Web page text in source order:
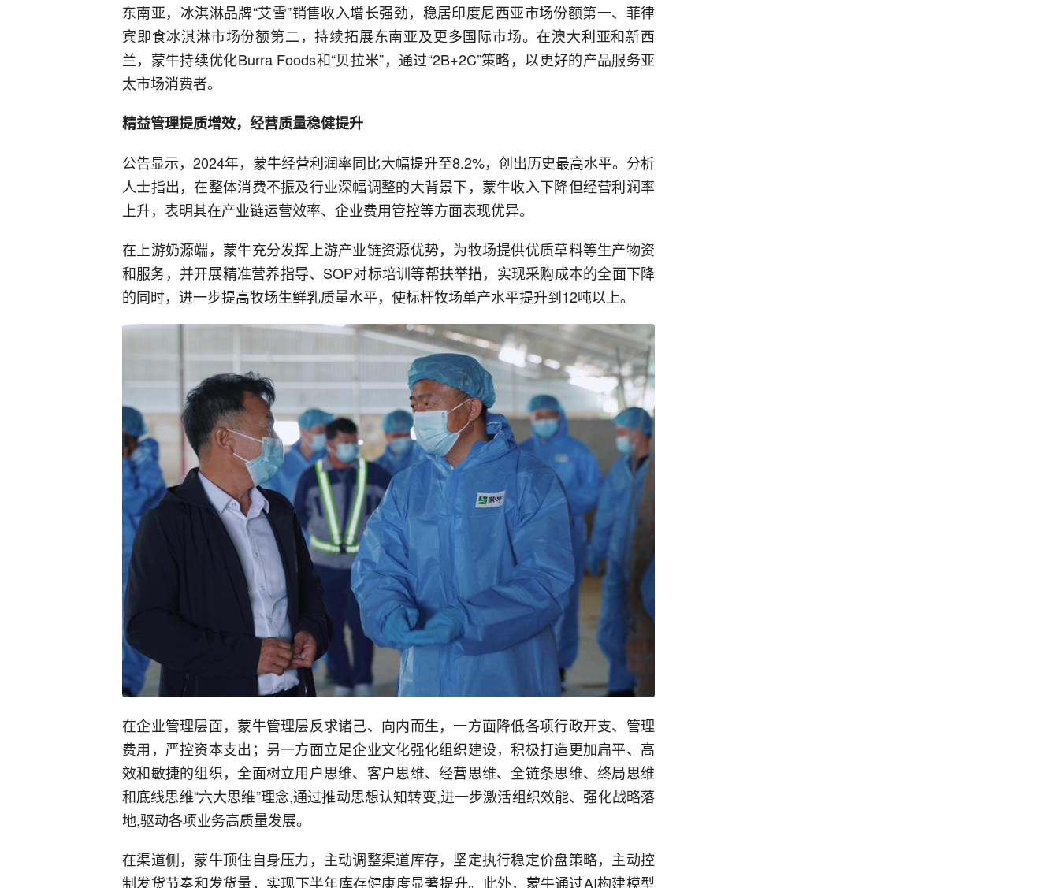
东南亚，冰淇淋品牌“艾雪”销售收入增长强劲，稳居印度尼西亚市场份额第一、菲律
宾即食冰淇淋市场份额第二，持续拓展东南亚及更多国际市场。在澳大利亚和新西
兰，蒙牛持续优化Burra Foods和“贝拉米”，通过“2B+2C”策略，以更好的产品服务亚
太市场消费者。
精益管理提质增效，经营质量稳健提升
公告显示，2024年，蒙牛经营利润率同比大幅提升至8.2%，创出历史最高水平。分析
人士指出，在整体消费不振及行业深幅调整的大背景下，蒙牛收入下降但经营利润率
上升，表明其在产业链运营效率、企业费用管控等方面表现优异。
在上游奶源端，蒙牛充分发挥上游产业链资源优势，为牧场提供优质草料等生产物资
和服务，并开展精准营养指导、SOP对标培训等帮扶举措，实现采购成本的全面下降
的同时，进一步提高牧场生鲜乳质量水平，使标杆牧场单产水平提升到12吨以上。
在企业管理层面，蒙牛管理层反求诸己、向内而生，一方面降低各项行政开支、管理
费用，严控资本支出；另一方面立足企业文化强化组织建设，积极打造更加扁平、高
效和敏捷的组织，全面树立用户思维、客户思维、经营思维、全链条思维、终局思维
和底线思维“六大思维”理念,通过推动思想认知转变,进一步激活组织效能、强化战略落
地,驱动各项业务高质量发展。
在渠道侧，蒙牛顶住自身压力，主动调整渠道库存，坚定执行稳定价盘策略，主动控
制发货节奏和发货量，实现下半年库存健康度显著提升。此外，蒙牛通过AI构建模型